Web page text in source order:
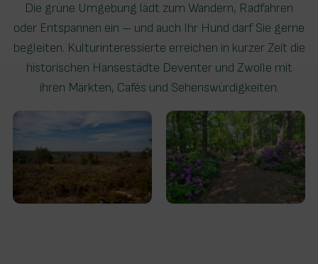
Die grüne Umgebung lädt zum Wandern, Radfahren
oder Entspannen ein – und auch Ihr Hund darf Sie gerne
begleiten. Kulturinteressierte erreichen in kurzer Zeit die
historischen Hansestädte Deventer und Zwolle mit
ihren Märkten, Cafés und Sehenswürdigkeiten.